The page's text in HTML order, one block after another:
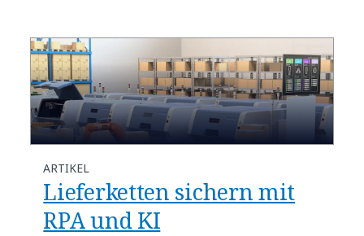
ARTIKEL
Lieferketten sichern mit
RPA und KI